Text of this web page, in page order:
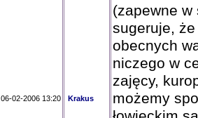
06-02-2006 13:20 Krakus
(zapewne
sugeruje, że
obecnych
niczego w
zajęcy,
możemy